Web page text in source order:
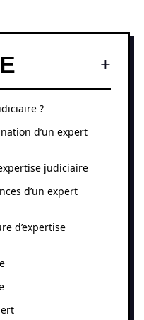
?
d’un expert
judiciaire
d’un expert
d’expertise